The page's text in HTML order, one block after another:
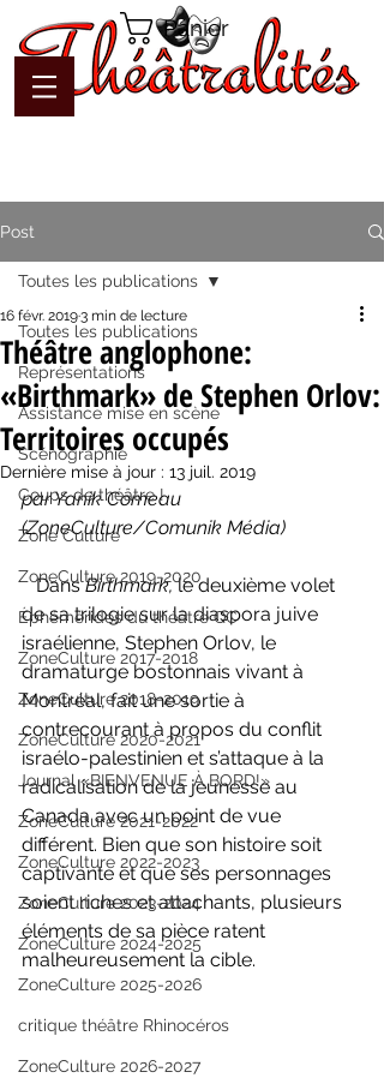
Panier
Post
Toutes les publications
Représentations
Assistance mise en scène
Scénographie
Coups de théâtre !
Zone Culture
ZoneCulture 2019-2020
Éphémérides du théâtre QC
ZoneCulture 2017-2018
ZoneCulture 2018-2019
ZoneCulture 2020-2021
Journal «BIENVENUE À BORD!»
ZoneCulture 2021-2022
ZoneCulture 2022-2023
ZoneCulture 2023-2024
ZoneCulture 2024-2025
ZoneCulture 2025-2026
critique théâtre Rhinocéros
ZoneCulture 2026-2027
Toutes les publications
Théâtre anglophone:
«Birthmark» de Stephen Orlov:
Territoires occupés
16 févr. 20193 min de lecture
Dernière mise à jour : 13 juil. 2019
par Yanik Comeau
(ZoneCulture/Comunik Média)
   Dans
Birthmark, le deuxième volet
de sa trilogie sur la diaspora juive
israélienne, Stephen Orlov, le
dramaturge bostonnais vivant à
Montréal, fait une sortie à
contrecourant à propos du conflit
israélo-palestinien et s’attaque à la
radicalisation de la jeunesse au
Canada avec un point de vue
différent. Bien que son histoire soit
captivante et que ses personnages
soient riches et attachants, plusieurs
éléments de sa pièce ratent
malheureusement la cible.